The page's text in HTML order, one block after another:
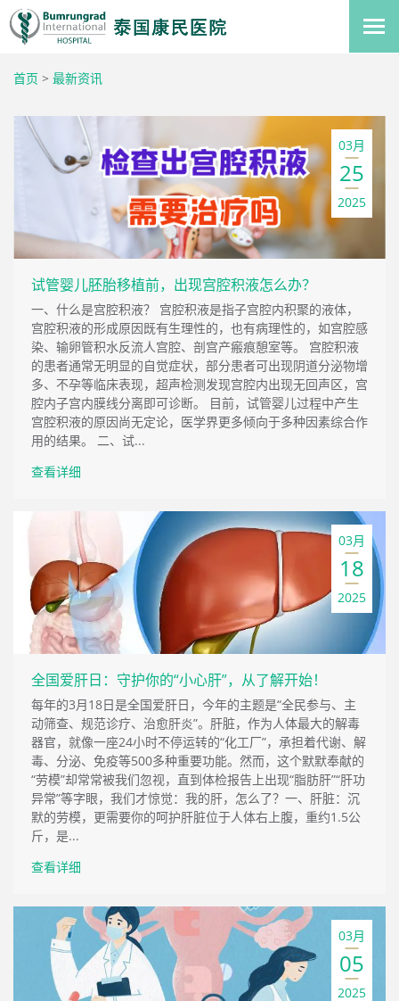
首页 > 最新资讯
03月
25
2025
试管婴儿胚胎移植前，出现宫腔积液怎么办？
一、什么是宫腔积液？ 宫腔积液是指子宫腔内积聚的液体，
宫腔积液的形成原因既有生理性的，也有病理性的，如宫腔感
染、输卵管积水反流人宫腔、剖宫产瘢痕憩室等。 宫腔积液
的患者通常无明显的自觉症状，部分患者可出现阴道分泌物增
多、不孕等临床表现，超声检测发现宫腔内出现无回声区，宫
腔内子宫内膜线分离即可诊断。 目前，试管婴儿过程中产生
宫腔积液的原因尚无定论，医学界更多倾向于多种因素综合作
用的结果。 二、试...
查看详细
03月
18
2025
全国爱肝日：守护你的“小心肝”，从了解开始！
每年的3月18日是全国爱肝日，今年的主题是“全民参与、主
动筛查、规范诊疗、治愈肝炎”。肝脏，作为人体最大的解毒
器官，就像一座24小时不停运转的“化工厂”，承担着代谢、解
毒、分泌、免疫等500多种重要功能。然而，这个默默奉献的
“劳模”却常常被我们忽视，直到体检报告上出现“脂肪肝”“肝功
异常”等字眼，我们才惊觉：我的肝，怎么了？一、肝脏：沉
默的劳模，更需要你的呵护肝脏位于人体右上腹，重约1.5公
斤，是...
查看详细
03月
05
2025